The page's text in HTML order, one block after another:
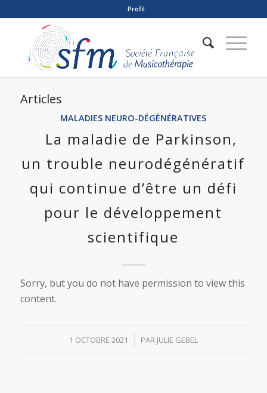
Profil
Articles
MALADIES NEURO-DÉGÉNÉRATIVES
La maladie de Parkinson,
un trouble neurodégénératif
qui continue d’être un défi
pour le développement
scientifique
Sorry, but you do not have permission to view this
content.
1 OCTOBRE 2021
/ PAR JULIE GEBEL